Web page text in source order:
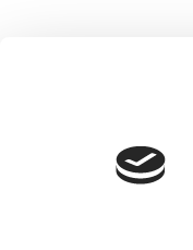
Fire Protection